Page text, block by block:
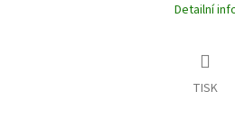
Detailní
TISK